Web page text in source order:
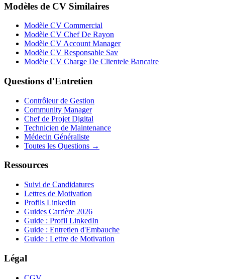
Modèles de CV Similaires
Modèle CV Commercial
Modèle CV Chef De Rayon
Modèle CV Account Manager
Modèle CV Responsable Sav
Modèle CV Charge De Clientele Bancaire
Questions d'Entretien
Contrôleur de Gestion
Community Manager
Chef de Projet Digital
Technicien de Maintenance
Médecin Généraliste
Toutes les Questions →
Ressources
Suivi de Candidatures
Lettres de Motivation
Profils LinkedIn
Guides Carrière 2026
Guide : Profil LinkedIn
Guide : Entretien d'Embauche
Guide : Lettre de Motivation
Légal